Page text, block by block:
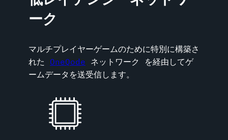
ーク
マルチプレイヤーゲームのために特別に構築さ
れた OneQode ネットワーク を経由してゲ
ームデータを送受信します。